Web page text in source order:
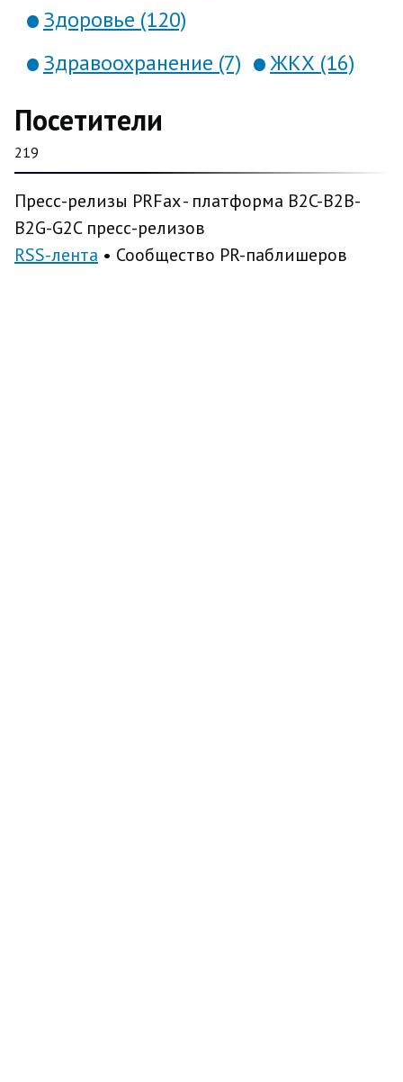
Здоровье (120)
Здравоохранение (7)
ЖКХ (16)
Посетители
219
Пресс-релизы PRFax - платформа B2C-B2B-
B2G-G2C пресс-релизов
RSS-лента • Сообщество PR-паблишеров